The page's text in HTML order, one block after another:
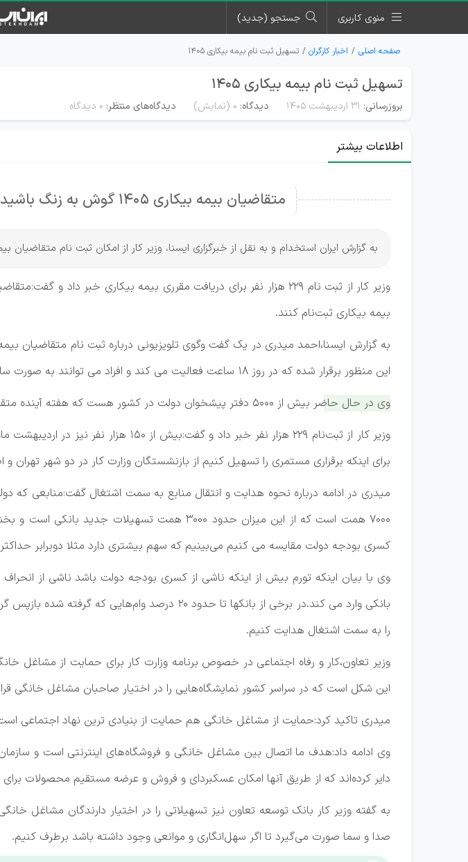
منوی کاربری جستجو (جدید)
صفحه اصلی اخبار کارگران تسهیل ثبت نام بیمه بیکاری ۱۴۰۵
تسهیل ثبت نام بیمه بیکاری ۱۴۰۵
بروزرسانی: ۳۱ اردیبهشت ۱۴۰۵ دیدگاه: 0 (نمایش) دیدگاه‌های منتظر: ۰ دیدگاه
اطلاعات بیشتر
متقاضیان بیمه بیکاری 1405 گوش به زنگ باشید!
به گزارش ایران استخدام و به نقل از خبرگزاری ایسنا، وزیر کار از امکان ثبت نام متقاضیان
وزیر کار از ثبت نام ۲۲۹ هزار نفر برای دریافت مقرری بیمه بیکاری خبر
بیمه بیکاری ثبت‌نام کنند.
به گزارش ایسنا،احمد میدری در یک گفت وگوی تلویزیونی درباره ثبت نام متقاضیان
این منظور برقرار شده که در روز ۱۸ ساعت فعالیت می کند و افراد می توانند به صورت سامانه‌ای ثبت نام کنند.
وی در حال حاضر بیش از ۵۰۰۰ دفتر پیشخوان دولت در کشور هست که هفته آینده متقاضیان بیمه بیکاری می توانند با مراجعه به دفاتر پیشخوان دولت ثبت‌نام کنند.
برای اینکه برقراری مستمری را تسهیل کنیم از بازنشستگان وزارت کار در دو شهر تهران
میدری در ادامه درباره نحوه هدایت و انتقال منابع به سمت اشتغال گفت:منابعی
۷۰۰۰ همت است که از این میزان حدود ۳۰۰۰ همت
کسری بودجه دولت مقایسه می کنیم می‌بینیم که سهم بیشتری دارد مثلا دوبرابر
وی با بیان اینکه تورم بیش از اینکه ناشی از کسری بودجه دولت باشد ناشی از
بانکی وارد می کند.در برخی از بانکها تا حدود ۲۰
را به سمت اشتغال هدایت کنیم.
وزیر تعاون،کار و رفاه اجتماعی در خصوص برنامه وزارت کار برای حمایت از مشاغل
این شکل است که در سراسر کشور نمایشگاه‌هایی را در اختیار صاحبان مشاغل خانگی
میدری تاکید کرد:حمایت از مشاغل خانگی هم حمایت از بنیادی ترین نهاد اجتماعی
وی ادامه داد:هدف ما اتصال بین مشاغل خانگی و فروشگاه‌های اینترنتی است و
دایر کرده‌اند که از طریق آنها امکان عسکبردای و فروش و عرضه مستقیم محصولات
به گفته وزیر کار بانک توسعه تعاون نیز تسهیلاتی را در اختیار دارندگان مشاغل
صدا و سما صورت می‌گیرد تا اگر سهل‌انگاری و موانعی وجود داشته باشد برطرف کنیم.